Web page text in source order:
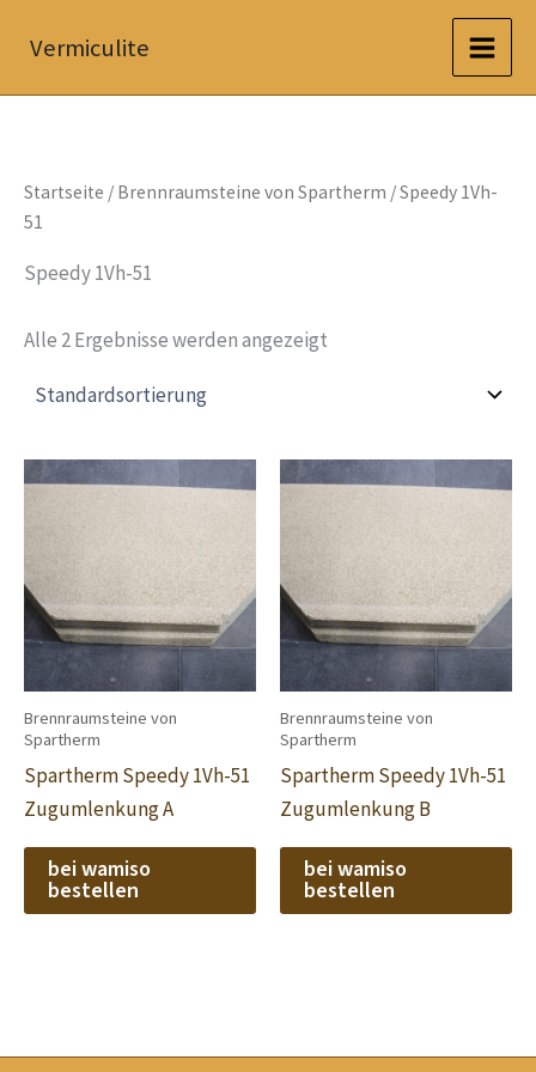
InhaltVermiculite
Startseite / Brennraumsteine von Spartherm / Speedy 1Vh-
51
Speedy 1Vh-51
Alle 2 Ergebnisse werden angezeigt
Brennraumsteine von
Spartherm
Spartherm Speedy 1Vh-51
Zugumlenkung A
bei wamiso
bestellen
Brennraumsteine von
Spartherm
Spartherm Speedy 1Vh-51
Zugumlenkung B
bei wamiso
bestellen